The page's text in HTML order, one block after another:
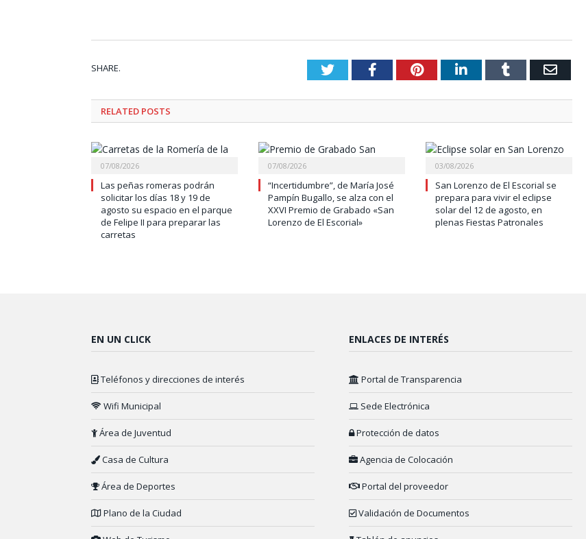
SHARE. TwitterFacebookPinterestLinkedInTumblr Email
RELATED POSTS
07/08/2026
Las peñas romeras podrán
solicitar los días 18 y 19 de
agosto su espacio en el parque
de Felipe II para preparar las
carretas
07/08/2026
“Incertidumbre”, de María José
Pampín Bugallo, se alza con el
XXVI Premio de Grabado «San
Lorenzo de El Escorial»
03/08/2026
San Lorenzo de El Escorial se
prepara para vivir el eclipse
solar del 12 de agosto, en
plenas Fiestas Patronales
EN UN CLICK
Teléfonos y direcciones de interés
Wifi Municipal
Área de Juventud
Casa de Cultura
Área de Deportes
Plano de la Ciudad
ENLACES DE INTERÉS
Portal de Transparencia
Sede Electrónica
Protección de datos
Agencia de Colocación
Portal del proveedor
Validación de Documentos